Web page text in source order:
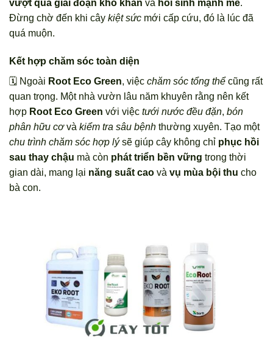
vượt qua giai đoạn khó khăn và hồi sinh mạnh mẽ.
Đừng chờ đến khi cây kiệt sức mới cấp cứu, đó là lúc đã
quá muộn.
Kết hợp chăm sóc toàn diện
🗓️ Ngoài Root Eco Green, việc chăm sóc tổng thểcũng rất
quan trọng. Một nhà vườn lâu năm khuyên rằng nên kết
hợp Root Eco Green với việc tưới nước đều đặn, bón
phân hữu cơvà kiểm tra sâu bệnh thường xuyên. Tạo một
chu trình chăm sóc hợp lýsẽ giúp cây không chỉ phục hồi
sau thay chậu mà còn phát triển bền vững trong thời
gian dài, mang lại năng suất cao và vụ mùa bội thu cho
bà con.